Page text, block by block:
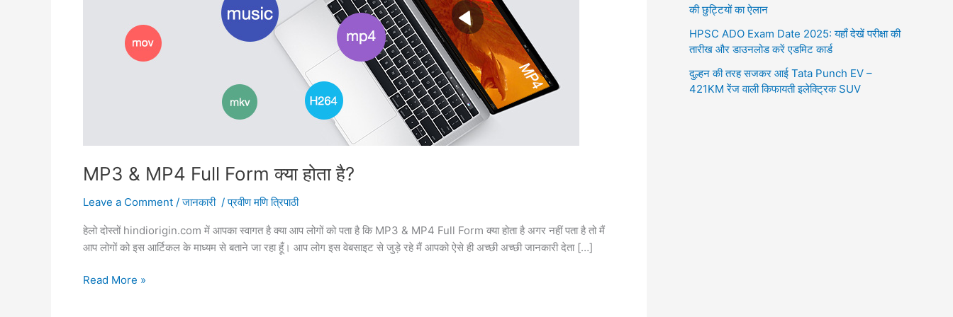
MP3 & MP4 Full Form क्या होता है?
Leave a Comment /जानकारी /प्रवीण मणि त्रिपाठी
हेलो दोस्तों hindiorigin.com में आपका स्वागत है क्या आप लोगों को पता है कि MP3 & MP4 Full Form क्या होता है अगर नहीं पता है तो मैं
आप लोगों को इस आर्टिकल के माध्यम से बताने जा रहा हूँ। आप लोग इस वेबसाइट से जुड़े रहे मैं आपको ऐसे ही अच्छी अच्छी जानकारी देता […]
MP3
Read More »
की छुट्टियों का ऐलान
HPSC ADO Exam Date 2025: यहाँ देखें परीक्षा की
तारीख और डाउनलोड करें एडमिट कार्ड
दुल्हन की तरह सजकर आई Tata Punch EV –
421KM रेंज वाली किफायती इलेक्ट्रिक SUV